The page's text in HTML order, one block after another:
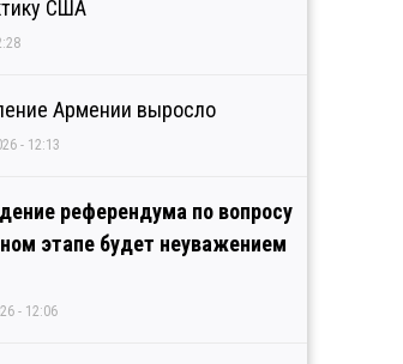
США
Армении выросло
- 12:13
референдума по вопросу
этапе будет неуважением
- 12:06